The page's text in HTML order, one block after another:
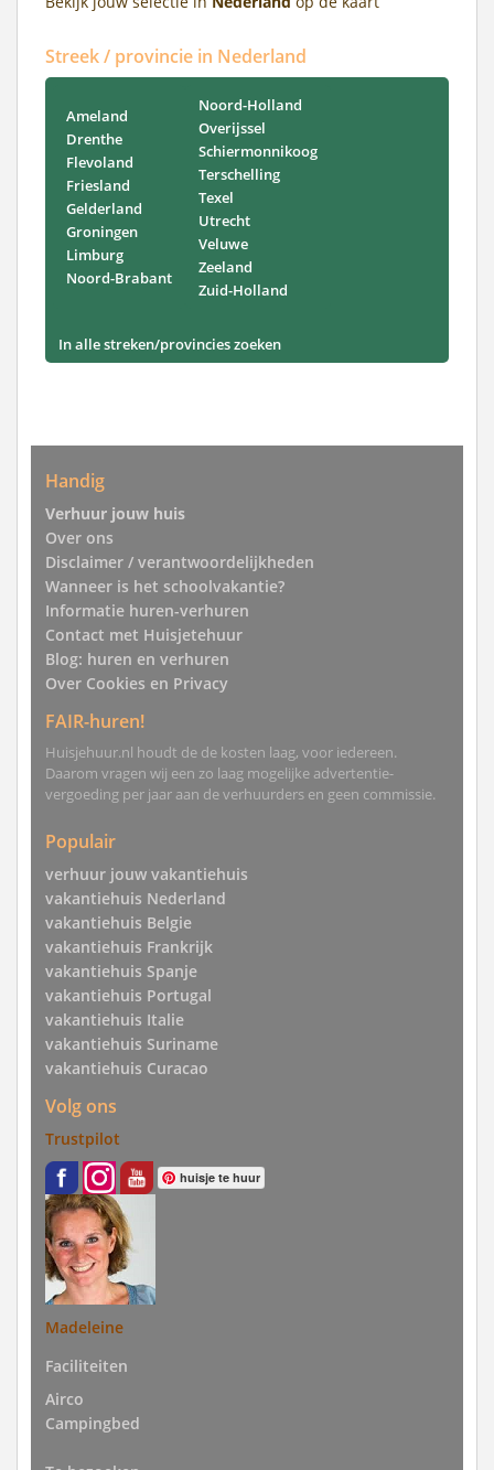
Streek / provincie in Nederland
Ameland
Drenthe
Flevoland
Friesland
Gelderland
Groningen
Limburg
Noord-Brabant
Noord-Holland
Overijssel
Schiermonnikoog
Terschelling
Texel
Utrecht
Veluwe
Zeeland
Zuid-Holland
In alle streken/provincies zoeken
Handig
Verhuur jouw huis
Over ons
Disclaimer / verantwoordelijkheden
Wanneer is het schoolvakantie?
Informatie huren-verhuren
Contact met Huisjetehuur
Blog: huren en verhuren
Over Cookies en Privacy
FAIR-huren!
Huisjehuur.nl houdt de de kosten laag, voor iedereen.
Daarom vragen wij een zo laag mogelijke advertentie-
vergoeding per jaar aan de verhuurders en geen commissie.
Populair
verhuur jouw vakantiehuis
vakantiehuis Nederland
vakantiehuis Belgie
vakantiehuis Frankrijk
vakantiehuis Spanje
vakantiehuis Portugal
vakantiehuis Italie
vakantiehuis Suriname
vakantiehuis Curacao
Volg ons
Trustpilot
huisje te huur
Madeleine
Faciliteiten
Airco
Campingbed